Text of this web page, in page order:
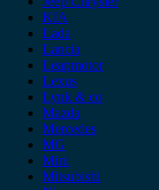
KIA
Lada
Lancia
Leapmotor
Lexus
Lynk & co
Mazda
Mercedes
MG
Mini
Mitsubishi